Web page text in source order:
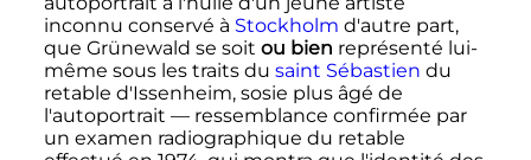
inconnu conservé à Stockholm d'autre part,
que Grünewald se soit ou bien représenté lui-
même sous les traits du saint Sébastien du
retable d'Issenheim, sosie plus âgé de
l'autoportrait — ressemblance confirmée par
un examen radiographique du retable